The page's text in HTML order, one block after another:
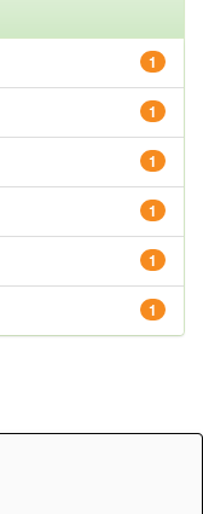
1
1
1
1
1
1